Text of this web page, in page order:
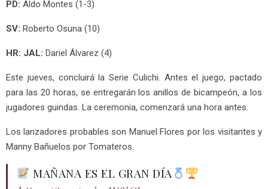
PD: Aldo Montes (1-3)
SV: Roberto Osuna (10)
HR: JAL: Dariel Álvarez (4)
Este jueves, concluirá la Serie Culichi. Antes el juego, pactado
para las 20 horas, se entregarán los anillos de bicampeón, a los
jugadores guindas. La ceremonia, comenzará una hora antes.
Los lanzadores probables son Manuel Flores por los visitantes y
Manny Bañuelos por Tomateros.
MAÑANA ES EL GRAN DÍA